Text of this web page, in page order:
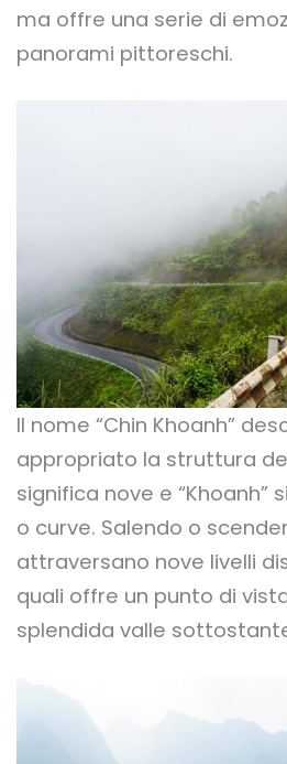
ma offre una serie di
panorami pittoreschi.
Il nome “Chin Khoanh”
appropriato la struttura
significa nove e “Khoanh”
o curve. Salendo o
attraversano nove livelli
quali offre un punto di
splendida valle